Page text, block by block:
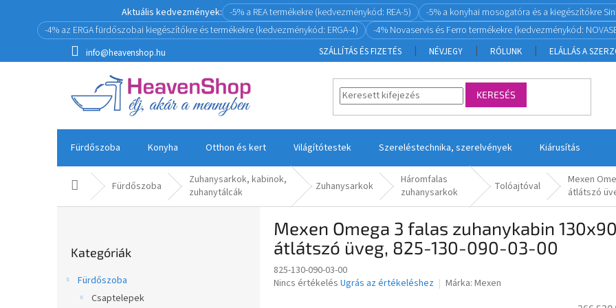
Aktuális kedvezmények: -5% a REA termékekre (kedvezménykód: REA-5)
-5% a konyhai mosogatóra és a kiegészítőkre
-4% az ERGA fürdőszobai kiegészítőkre és termékekre (kedvezménykód: ERGA-4)
-4% Novaservis és Ferro termékekre (kedvezménykód:
info@heavenshop.hu SZÁLLÍTÁS ÉS FIZETÉS NÉVJEGY RÓLUNK ELÁLLÁS A
KERESÉS
Fürdőszoba Konyha Otthon és kert Világítótestek Szereléstechnika, szerelvények Kiárusítás
KezdőlapFürdőszoba
Zuhanysarkok, kabinok,
zuhanytálcák
Zuhanysarkok
Háromfalas
zuhanysarkok
Tolóajtóval
Mexen
átlátszó
átugrása
Kategóriák
Fürdőszoba
Csaptelepek
Mexen Omega 3 falas zuhanykabin
átlátszó üveg, 825-130-090-03-00
825-130-090-03-00
A
Nincs értékelés Ugrás az értékeléshez Márka: Mexen